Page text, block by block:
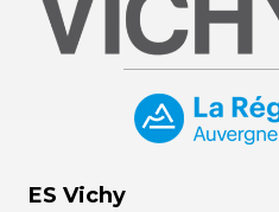
ES Vichy